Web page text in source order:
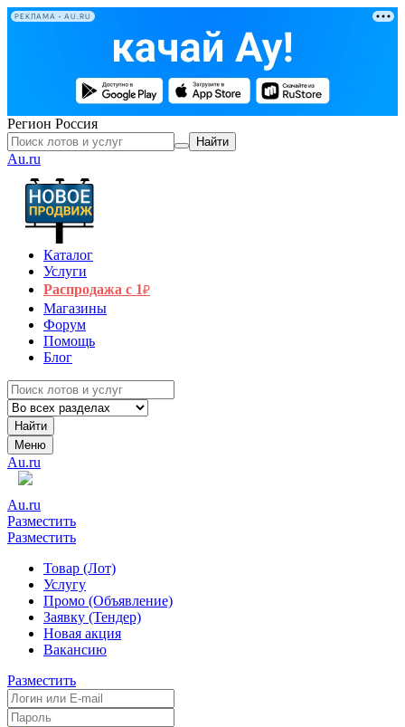
РЕКЛАМА • AU.RU
Регион Россия
Найти
Au.ru
Каталог
Услуги
Распродажа с 1₽
Магазины
Форум
Помощь
Блог
Найти
Меню
Au.ru
Au.ru
Разместить
Разместить
Товар (Лот)
Услугу
Промо (Объявление)
Заявку (Тендер)
Новая акция
Вакансию
Разместить